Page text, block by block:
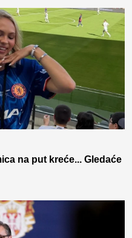
na put kreće... Gledaće